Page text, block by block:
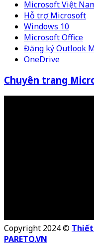
Microsoft Việt
Hỗ trợ Microsoft
Windows 10
Microsoft Office
Đăng ký Outlook
OneDrive
Chuyên trang
Copyright 2024 © Thiết
PARETO.VN